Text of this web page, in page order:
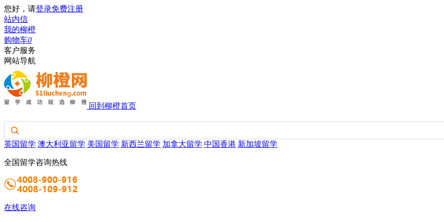
您好，请登录免费注册
站内信
我的柳橙
购物车0
客户服务
网站导航
回到柳橙首页
英国留学 澳大利亚留学 美国留学 新西兰留学 加拿大留学 中国香港 新加坡留学
全国留学咨询热线
在线咨询